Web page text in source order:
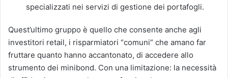
specializzati nei servizi di gestione dei portafogli.
Quest’ultimo gruppo è quello che consente anche agli
investitori retail, i risparmiatori “comuni” che amano far
fruttare quanto hanno accantonato, di accedere allo
strumento dei minibond. Con una limitazione: la necessità